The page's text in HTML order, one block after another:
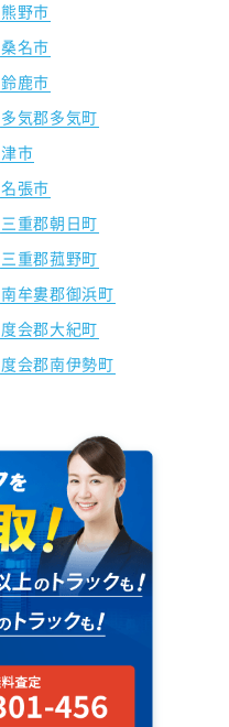
熊野市
桑名市
鈴鹿市
多気郡多気町
津市
名張市
三重郡朝日町
三重郡菰野町
南牟婁郡御浜町
度会郡大紀町
度会郡南伊勢町